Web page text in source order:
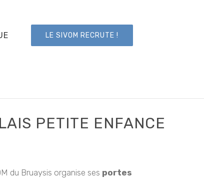
LE SIVOM RECRUTE !
PETITE ENFANCE
du Bruaysis organise ses portes